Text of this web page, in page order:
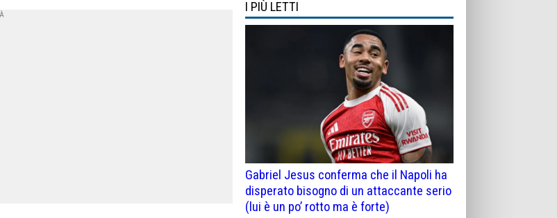
I PIÙ LETTI
Gabriel Jesus conferma che il Napoli ha
disperato bisogno di un attaccante serio
(lui è un po’ rotto ma è forte)